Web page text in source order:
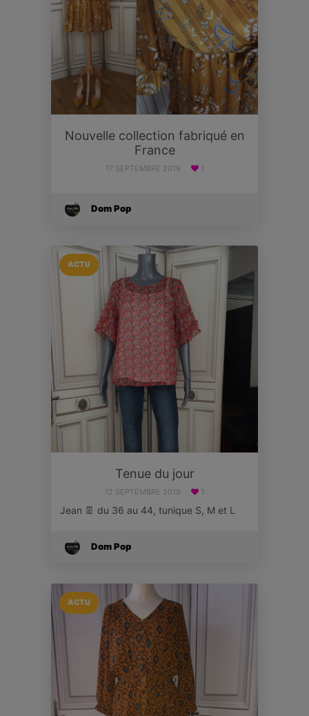
Nouvelle collection fabriqué en
France
17 SEPTEMBRE 2019 1
Dom Pop
ACTU
Tenue du jour
12 SEPTEMBRE 2019 1
Jean 👖 du 36 au 44, tunique S, M et L
Dom Pop
ACTU